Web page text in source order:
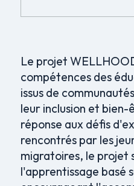
Le projet
compétences des
issus de
leur inclusion et bien-
réponse aux défis
rencontrés par les
migratoires, le projet
l'apprentissage basé